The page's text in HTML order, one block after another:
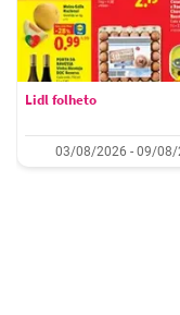
Lidl folheto
03/08/2026 - 09/08/